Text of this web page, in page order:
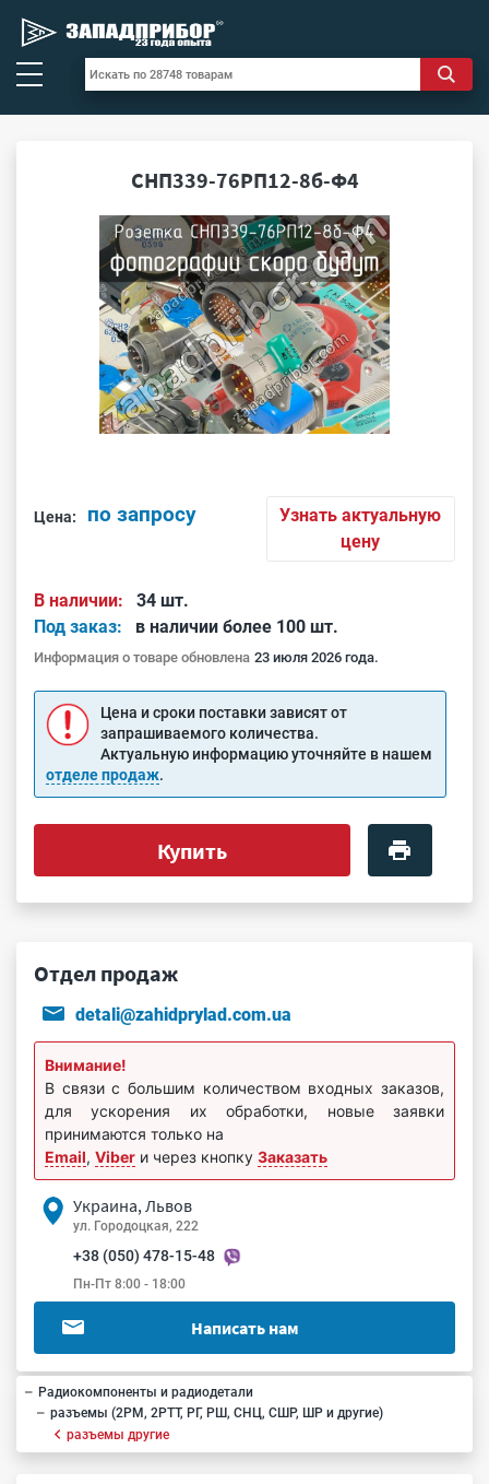
СНП339-76РП12-8б-Ф4
Цена: по запросу
Узнать актуальную
цену
В наличии:
34 шт.
Под заказ:
в наличии более 100 шт.
Информация о товаре обновлена 23 июля 2026 года.
Цена и сроки поставки зависят от
запрашиваемого количества.
Актуальную информацию уточняйте в нашем
отделе продаж.
Купить
Отдел продаж
detali@zahidprylad.com.ua
Внимание!
В связи с большим количеством входных заказов,
для ускорения их обработки, новые заявки
принимаются только на
Email, Viber и через кнопку Заказать
Украина, Львов
ул. Городоцкая, 222
+38 (050) 478-15-48
Пн-Пт 8:00 - 18:00
Написать нам
Радиокомпоненты и радиодетали
разъемы (2РМ, 2РТТ, РГ, РШ, СНЦ, СШР, ШР и другие)
разъемы другие